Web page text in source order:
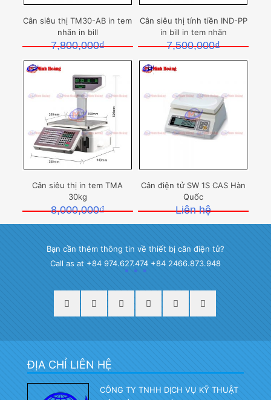
Cân siêu thị TM30-AB in tem
nhãn in bill
7,800,000₫
Cân siêu thị tính tiền IND-PP
in bill in tem nhãn
7,500,000₫
Cân siêu thị in tem TMA
30kg
8,000,000₫
Cân điện tử SW 1S CAS Hàn
Quốc
Liên hệ
Bạn cần thêm thông tin về thiết bị cân điện tử?
Call as at +84 974.627.474 +84 2466.873.948
ĐỊA CHỈ LIÊN HỆ
CÔNG TY TNHH DỊCH VỤ KỸ THUẬT